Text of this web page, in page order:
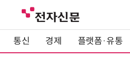
통신 경제 플랫폼·유통